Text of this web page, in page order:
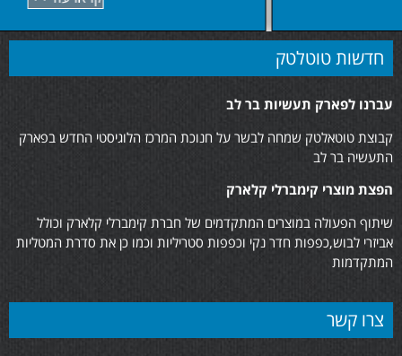
חדשות טוטלטק
עברנו לפארק תעשיות בר לב
קבוצת טוטאלטק שמחה לבשר על חנוכת המרכז הלוגיסטי החדש בפארק
התעשיה בר לב
הפצת מוצרי קימברלי קלארק
שיתוף הפעולה במוצרים המתקדמים של חברת קימברלי קלארק וכולל
אביזרי לבוש,כפפות חדר נקי וכפפות סטריליות וכמו כן את סדרת המטליות
המתקדמות
צרו קשר